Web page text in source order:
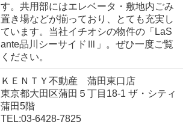
す。共用部にはエレベータ・敷地内ごみ
置き場などが揃っており、とても充実し
ています。当社イチオシの物件の「LaS
ante品川シーサイドⅢ」。ぜひ一度ご覧
ください。
ＫＥＮＴＹ不動産 蒲田東口店
東京都大田区蒲田５丁目18-1 ザ・シティ
蒲田5階
TEL:03-6428-7825